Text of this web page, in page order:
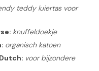
teddy luiertas voor
knuffeldoekje
organisch katoen
voor bijzondere